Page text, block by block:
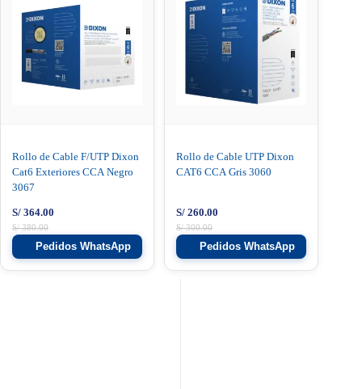
Rollo de Cable F/UTP Dixon
Cat6 Exteriores CCA Negro
3067
S/380.00
S/ 364.00
Pedidos WhatsApp
Rollo de Cable UTP Dixon
CAT6 CCA Gris 3060
S/300.00
S/ 260.00
Pedidos WhatsApp